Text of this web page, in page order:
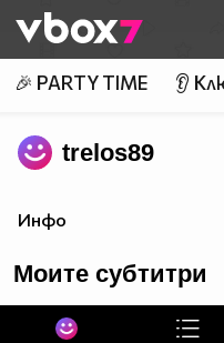
👾
🎉 PARTY TIME 👂
trelos89
Инфо
Моите субтитри